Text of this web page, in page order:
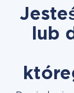
lub